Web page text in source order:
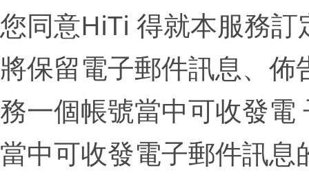
您同意HiTi 得就本服務
將保留電子郵件訊息、
務一個帳號當中可收發
當中可收發電子郵件訊